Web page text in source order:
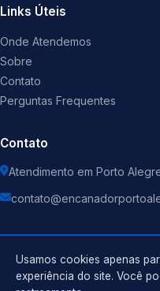
Links Úteis
Onde Atendemos
Sobre
Contato
Perguntas Frequentes
Contato
Atendimento em Porto
2026 Encanador . Todos os
Usamos cookies apenas
experiência do site. Você